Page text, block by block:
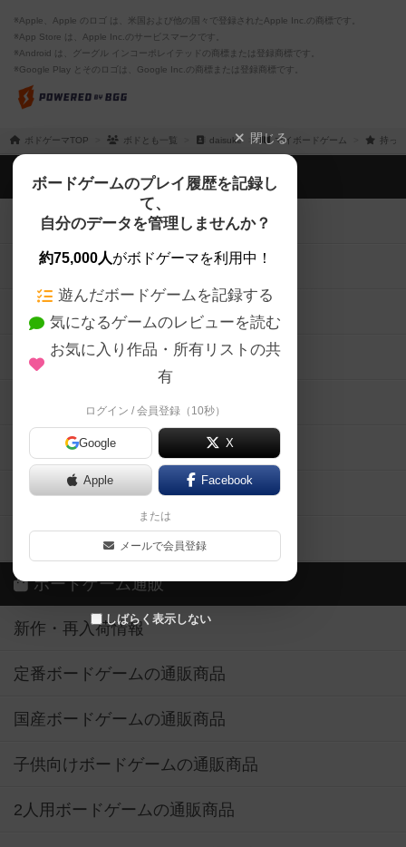
※Apple、Apple のロゴ は、米国および他の国々で登録されたApple Inc.の商標です。
※App Store は、Apple Inc.のサービスマークです。
※Android は、グーグル インコーポレイテッドの商標または登録商標です。
※Google Play とそのロゴは、Google Inc.の商標または登録商標です。
ボドゲーマTOP ボドとも一覧 daisuke マイボードゲーム 持っ
閉じる
ボードゲームのプレイ履歴を記録し
て、
自分のデータを管理しませんか？
約75,000人がボドゲーマを利用中！
遊んだボードゲームを記録する
気になるゲームのレビューを読む
お気に入り作品・所有リストの共
有
ログイン / 会員登録（10秒）
Google X
Apple Facebook
または
メールで会員登録
しばらく表示しない
ボドゲーマTOP
ボードゲームを検索する
ボードゲームの新着レビュー
ボードゲーム会情報
メカニクス特集
掲示板・トピックス
ボドとも・会員一覧
ボードゲーム業界コラム
ボドゲーマご利用案内
ボードゲーム通販
新作・再入荷情報
定番ボードゲームの通販商品
国産ボードゲームの通販商品
子供向けボードゲームの通販商品
2人用ボードゲームの通販商品